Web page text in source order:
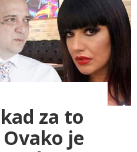
za to
je